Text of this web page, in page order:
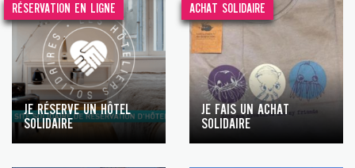
RÉSERVATION EN LIGNE
JE RÉSERVE UN HÔTEL
SOLIDAIRE
ACHAT SOLIDAIRE
JE FAIS UN ACHAT
SOLIDAIRE